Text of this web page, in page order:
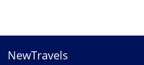
NewTravels